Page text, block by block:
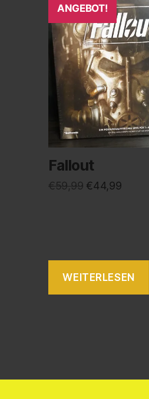
ANGEBOT!
Fallout
€59,99 €44,99
WEITERLESEN